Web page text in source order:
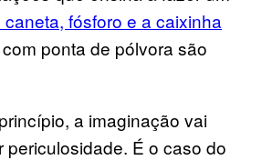
fósforo e a caixinha
ponta de pólvora são
a imaginação vai
periculosidade. É o caso do